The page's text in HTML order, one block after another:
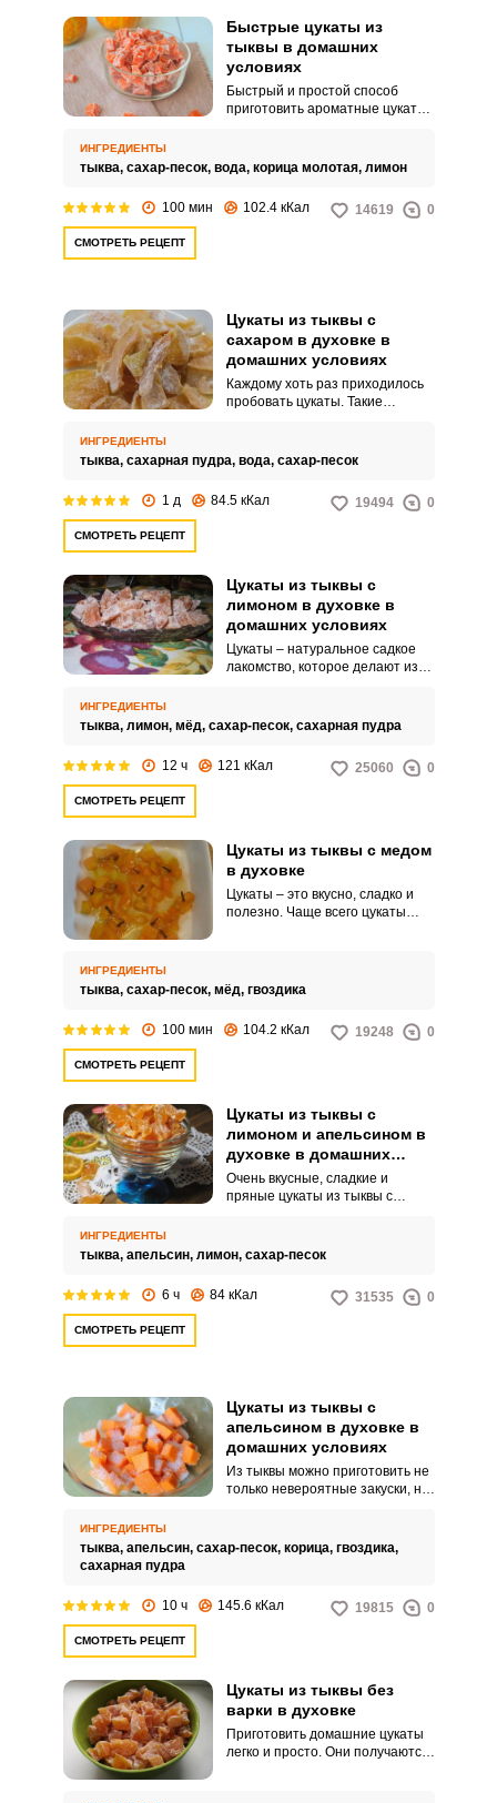
Быстрые цукаты из
тыквы в домашних
условиях
Быстрый и простой способ
приготовить ароматные цукаты
особую изюминку.
ИНГРЕДИЕНТЫ
тыква, сахар-песок, вода, корица молотая, лимон
100 мин 102.4 кКал 14619 0
СМОТРЕТЬ РЕЦЕПТ
Цукаты из тыквы с
сахаром в духовке в
домашних условиях
Каждому хоть раз приходилось
пробовать цукаты. Такие
ИНГРЕДИЕНТЫ
тыква, сахарная пудра, вода, сахар-песок
1 д 84.5 кКал 19494 0
СМОТРЕТЬ РЕЦЕПТ
Цукаты из тыквы с
лимоном в духовке в
домашних условиях
Цукаты – натуральное садкое
лакомство, которое делают из
или использовать для легкого
ИНГРЕДИЕНТЫ
тыква, лимон, мёд, сахар-песок, сахарная пудра
12 ч 121 кКал 25060 0
СМОТРЕТЬ РЕЦЕПТ
Цукаты из тыквы с медом
в духовке
Цукаты – это вкусно, сладко и
полезно. Чаще всего цукаты
ИНГРЕДИЕНТЫ
тыква, сахар-песок, мёд, гвоздика
100 мин 104.2 кКал 19248 0
СМОТРЕТЬ РЕЦЕПТ
Цукаты из тыквы с
лимоном и апельсином в
духовке в домашних
условиях
Очень вкусные, сладкие и
пряные цукаты из тыквы с
осталось запастись немного
ИНГРЕДИЕНТЫ
тыква, апельсин, лимон, сахар-песок
6 ч 84 кКал 31535 0
СМОТРЕТЬ РЕЦЕПТ
Цукаты из тыквы с
апельсином в духовке в
домашних условиях
Из тыквы можно приготовить не
только невероятные закуски, но
цукаты, особенно есть
аромат!
ИНГРЕДИЕНТЫ
тыква, апельсин, сахар-песок, корица, гвоздика,
сахарная пудра
10 ч 145.6 кКал 19815 0
СМОТРЕТЬ РЕЦЕПТ
Цукаты из тыквы без
варки в духовке
Приготовить домашние цукаты
легко и просто. Они получаются